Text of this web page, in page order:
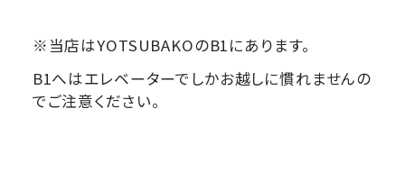
※当店はYOTSUBAKOのB1にあります。
B1へはエレベーターでしかお越しに慣れませんの
でご注意ください。